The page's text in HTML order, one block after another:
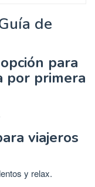
de
para
por primera
viajeros
y relax.